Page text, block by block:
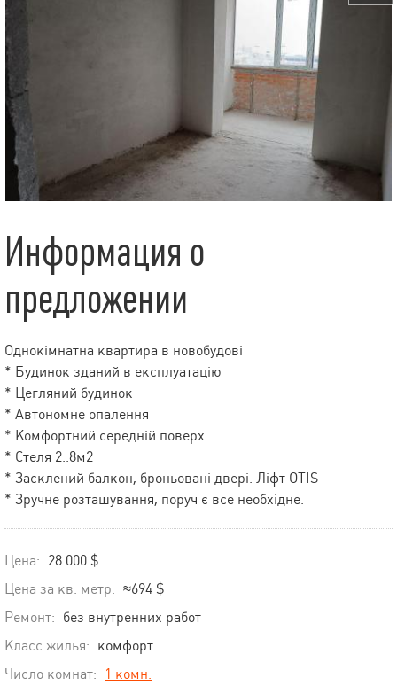
Информация о
предложении
Однокімнатна квартира в новобудові
* Будинок зданий в експлуатацію
* Цегляний будинок
* Автономне опалення
* Комфортний середній поверх
* Стеля 2..8м2
* Засклений балкон, броньовані двері. Ліфт OTIS
* Зручне розташування, поруч є все необхідне.
Цена: 28 000 $
Цена за кв. метр: ≈694 $
Ремонт: без внутренних работ
Класс жилья: комфорт
Число комнат:
1 комн.